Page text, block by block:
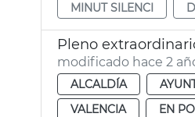
MINUT SILENCI
Pleno
modificado hace 2
ALCALDÍA
VALENCIA
EN